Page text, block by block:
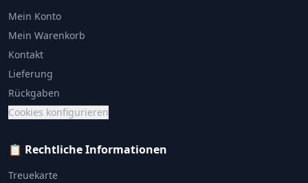
Mein Konto
Mein Warenkorb
Kontakt
Lieferung
Rückgaben
Cookies konfigurieren
📋 Rechtliche Informationen
Treuekarte